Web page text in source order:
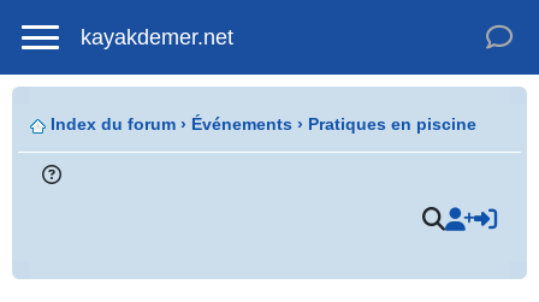
kayakdemer.net
Index du forum › Événements › Pratiques en piscine